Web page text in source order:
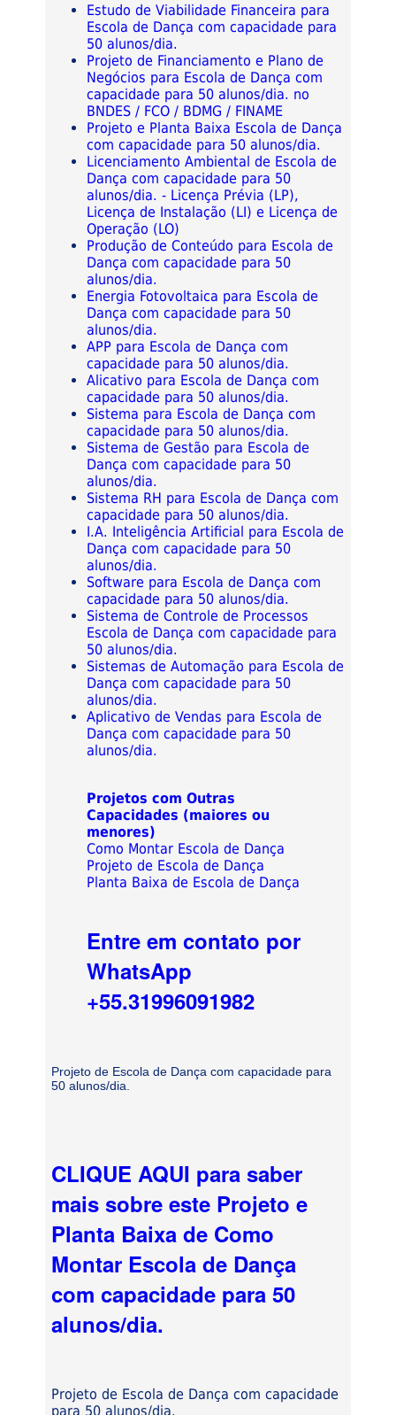
Estudo de Viabilidade Financeira para
Escola de Dança com capacidade para
50 alunos/dia.
Projeto de Financiamento e Plano de
Negócios para Escola de Dança com
capacidade para 50 alunos/dia. no
BNDES / FCO / BDMG / FINAME
Projeto e Planta Baixa Escola de Dança
com capacidade para 50 alunos/dia.
Licenciamento Ambiental de Escola de
Dança com capacidade para 50
alunos/dia. - Licença Prévia (LP),
Licença de Instalação (LI) e Licença de
Operação (LO)
Produção de Conteúdo para Escola de
Dança com capacidade para 50
alunos/dia.
Energia Fotovoltaica para Escola de
Dança com capacidade para 50
alunos/dia.
APP para Escola de Dança com
capacidade para 50 alunos/dia.
Alicativo para Escola de Dança com
capacidade para 50 alunos/dia.
Sistema para Escola de Dança com
capacidade para 50 alunos/dia.
Sistema de Gestão para Escola de
Dança com capacidade para 50
alunos/dia.
Sistema RH para Escola de Dança com
capacidade para 50 alunos/dia.
I.A. Inteligência Artificial para Escola de
Dança com capacidade para 50
alunos/dia.
Software para Escola de Dança com
capacidade para 50 alunos/dia.
Sistema de Controle de Processos
Escola de Dança com capacidade para
50 alunos/dia.
Sistemas de Automação para Escola de
Dança com capacidade para 50
alunos/dia.
Aplicativo de Vendas para Escola de
Dança com capacidade para 50
alunos/dia.
Projetos com Outras
Capacidades (maiores ou
menores)
Como Montar Escola de Dança
Projeto de Escola de Dança
Planta Baixa de Escola de Dança
Entre em contato por
WhatsApp
+55.31996091982
Projeto de Escola de Dança com capacidade para
50 alunos/dia.
CLIQUE AQUI para saber
mais sobre este Projeto e
Planta Baixa de Como
Montar Escola de Dança
com capacidade para 50
alunos/dia.
Projeto de Escola de Dança com capacidade
para 50 alunos/dia.